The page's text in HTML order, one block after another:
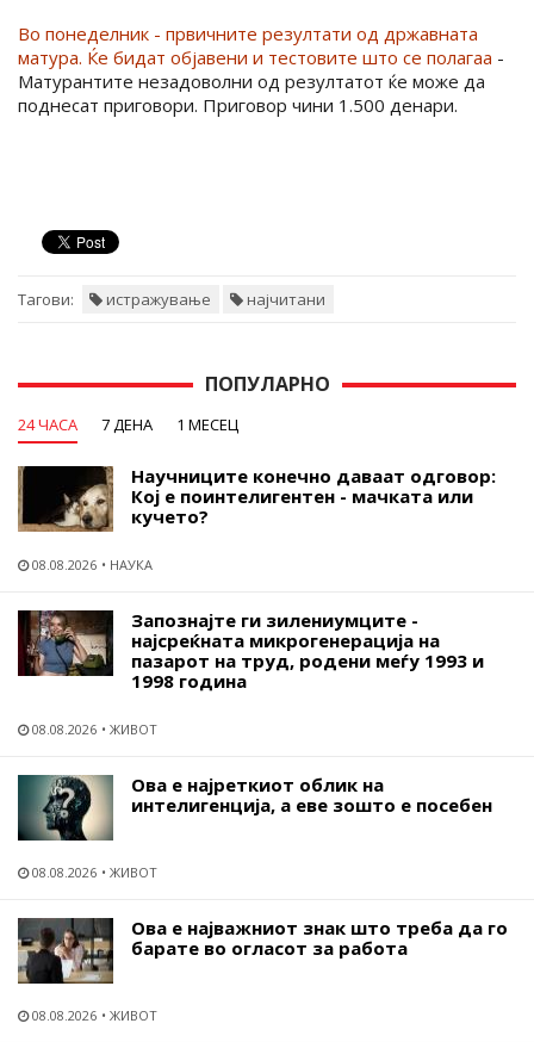
Во понеделник - првичните резултати од државната
матура. Ќе бидат објавени и тестовите што се полагаа -
Матурантите незадоволни од резултатот ќе може да
поднесат приговори. Приговор чини 1.500 денари.
Тагови: истражување најчитани
ПОПУЛАРНО
24 ЧАСА 7 ДЕНА 1 МЕСЕЦ
Научниците конечно даваат одговор:
Кој е поинтелигентен - мачката или
кучето?
08.08.2026 НАУКА
Запознајте ги зилениумците -
најсреќната микрогенерација на
пазарот на труд, родени меѓу 1993 и
1998 година
08.08.2026 ЖИВОТ
Ова е најреткиот облик на
интелигенција, а еве зошто е посебен
08.08.2026 ЖИВОТ
Ова е најважниот знак што треба да го
барате во огласот за работа
08.08.2026 ЖИВОТ